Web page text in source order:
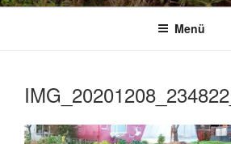
Menü